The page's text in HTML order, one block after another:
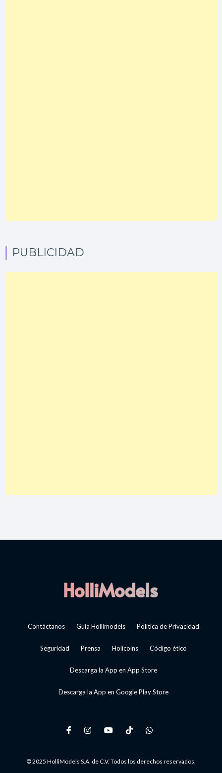
PUBLICIDAD
Contáctanos Guía Hollimodels Política de Privacidad
Seguridad Prensa Holicoins Código ético
Descarga la App en App Store
Descarga la App en Google Play Store
© 2025 HolliModels S.A. de C.V. Todos los derechos reservados.